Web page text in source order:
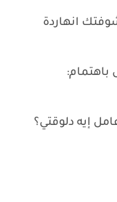
انهاردة
إيه دلوقتي؟